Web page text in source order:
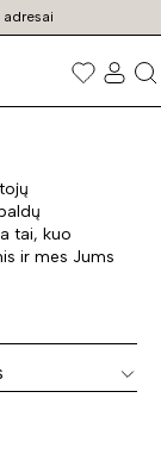
adresai
tai, kuo
ir mes Jums